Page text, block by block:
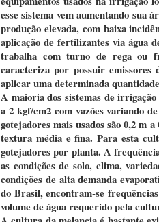
esse sistema vem aumentando sua
produção elevada, com baixa
aplicação de fertilizantes via
trabalha com turno de rega ou
caracteriza por possuir emissores
aplicar uma determinada
A maioria dos sistemas de
a 2 kgf/cm2 com vazões variando
gotejadores mais usados são 0,2 m
textura média e fina. Para esta
gotejadores por planta. A
as condições de solo, clima,
condições de alta demanda
do Brasil, encontram-se
volume de água requerido pela